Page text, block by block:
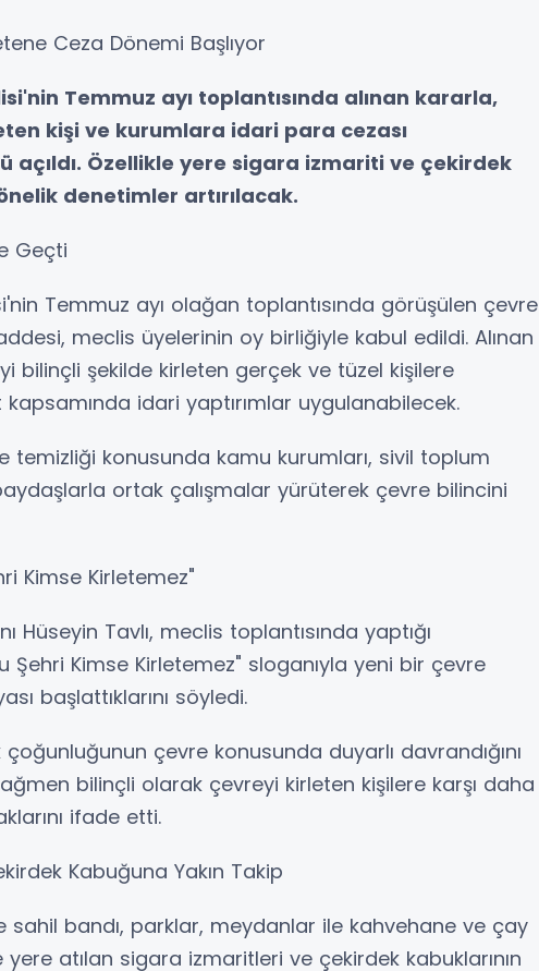
Ceza Dönemi Başlıyor
Temmuz ayı toplantısında alınan kararla,
kişi ve kurumlara idari para cezası
açıldı. Özellikle yere sigara izmariti ve çekirdek
denetimler artırılacak.
Geçti
Temmuz ayı olağan toplantısında görüşülen çevre
meclis üyelerinin oy birliğiyle kabul edildi. Alınan
bilinçli şekilde kirleten gerçek ve tüzel kişilere
idari yaptırımlar uygulanabilecek.
temizliği konusunda kamu kurumları, sivil toplum
ortak çalışmalar yürüterek çevre bilincini
Kimse Kirletemez"
Hüseyin Tavlı, meclis toplantısında yaptığı
Şehri Kimse Kirletemez" sloganıyla yeni bir çevre
başlattıklarını söyledi.
çevre konusunda duyarlı davrandığını
bilinçli olarak çevreyi kirleten kişilere karşı daha
ifade etti.
Kabuğuna Yakın Takip
sahil bandı, parklar, meydanlar ile kahvehane ve çay
yere atılan sigara izmaritleri ve çekirdek kabuklarının